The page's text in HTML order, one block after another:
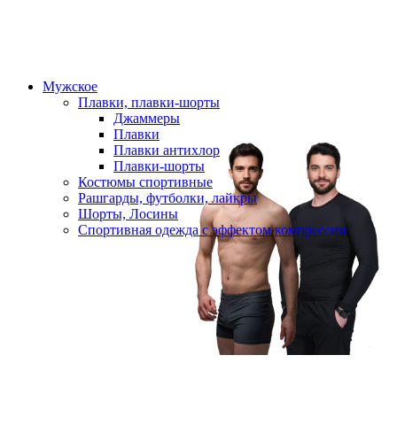
Мужское
Плавки, плавки-шорты
Джаммеры
Плавки
Плавки антихлор
Плавки-шорты
Костюмы спортивные
Рашгарды, футболки, лайкры
Шорты, Лосины
Спортивная одежда с эффектом компрессии